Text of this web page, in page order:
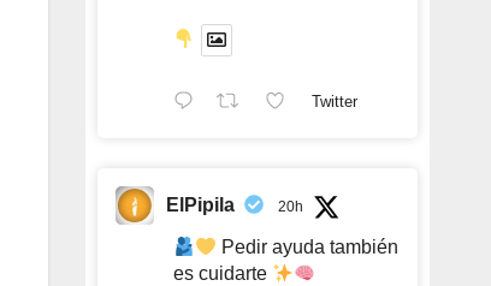
Twitter
ElPipila 20h
Pedir ayuda también
es cuidarte